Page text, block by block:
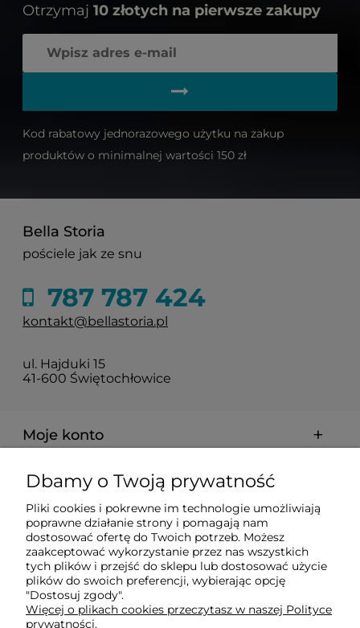
Otrzymaj 10 złotych na pierwsze zakupy
Kod rabatowy jednorazowego użytku na zakup
produktów o minimalnej wartości 150 zł
Bella Storia
pościele jak ze snu
787 787 424
kontakt@bellastoria.pl
ul. Hajduki 15
41-600 Świętochłowice
Moje konto
Dostawa i płatności
O firmie
Obsługiwane metody płatności elektronicznych
Dbamy o Twoją prywatność
Pliki cookies i pokrewne im technologie umożliwiają
poprawne działanie strony i pomagają nam
dostosować ofertę do Twoich potrzeb. Możesz
zaakceptować wykorzystanie przez nas wszystkich
tych plików i przejść do sklepu lub dostosować użycie
plików do swoich preferencji, wybierając opcję
"Dostosuj zgody".
Więcej o plikach cookies przeczytasz w naszej Polityce
prywatności.